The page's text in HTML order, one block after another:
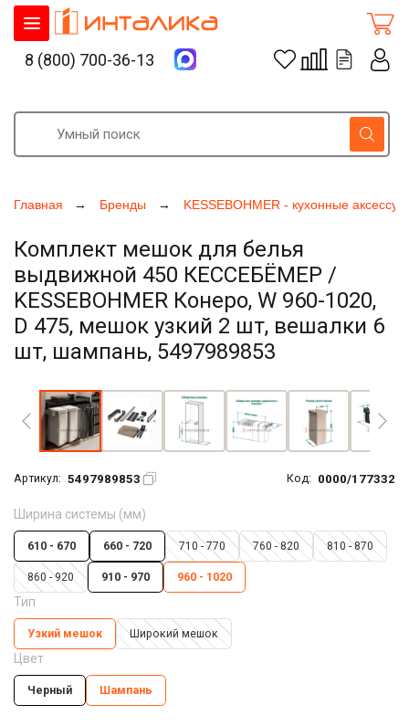
Главная Бренды KESSEBOHMER - кухонные
Комплект мешок для белья
выдвижной 450 КЕССЕБЁМЕР /
KESSEBOHMER Конеро, W 960-1020,
D 475, мешок узкий 2 шт, вешалки 6
шт, шампань, 5497989853
Артикул: 5497989853 Код: 0000/177332
Ширина системы (мм)
610 - 670 660 - 720 710 - 770 760 - 820 810 - 870
860 - 920 910 - 970 960 - 1020
Тип
Узкий мешок Широкий мешок
Цвет
Черный Шампань
8 (800) 700-36-13